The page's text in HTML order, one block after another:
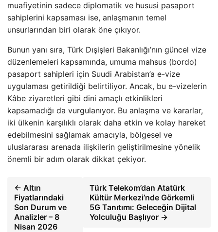
muafiyetinin sadece diplomatik ve hususi pasaport
sahiplerini kapsaması ise, anlaşmanın temel
unsurlarından biri olarak öne çıkıyor.
Bunun yanı sıra, Türk Dışişleri Bakanlığı’nın güncel vize
düzenlemeleri kapsamında, umuma mahsus (bordo)
pasaport sahipleri için Suudi Arabistan’a e-vize
uygulaması getirildiği belirtiliyor. Ancak, bu e-vizelerin
Kâbe ziyaretleri gibi dini amaçlı etkinlikleri
kapsamadığı da vurgulanıyor. Bu anlaşma ve kararlar,
iki ülkenin karşılıklı olarak daha etkin ve kolay hareket
edebilmesini sağlamak amacıyla, bölgesel ve
uluslararası arenada ilişkilerin geliştirilmesine yönelik
önemli bir adım olarak dikkat çekiyor.
← Altın
Fiyatlarındaki
Son Durum ve
Analizler – 8
Nisan 2026
Türk Telekom’dan Atatürk
Kültür Merkezi’nde Görkemli
5G Tanıtımı: Geleceğin Dijital
Yolculuğu Başlıyor →